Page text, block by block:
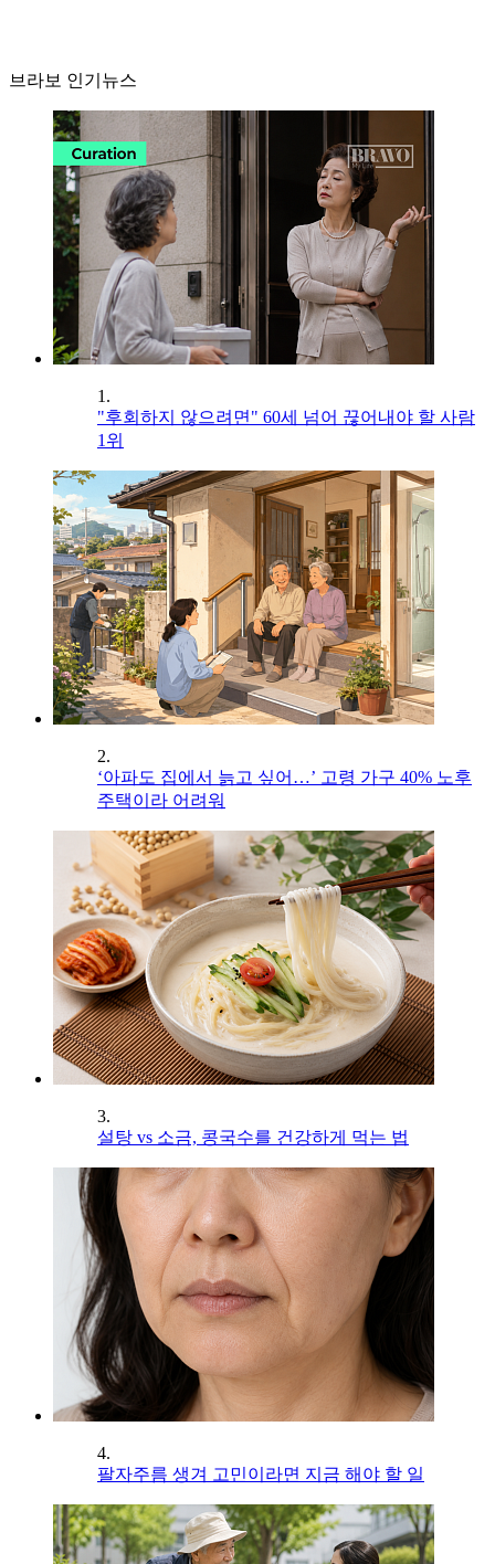
브라보 인기뉴스
1.
"후회하지 않으려면" 60세 넘어 끊어내야 할 사람
1위
2.
‘아파도 집에서 늙고 싶어…’ 고령 가구 40% 노후
주택이라 어려워
3.
설탕 vs 소금, 콩국수를 건강하게 먹는 법
4.
팔자주름 생겨 고민이라면 지금 해야 할 일